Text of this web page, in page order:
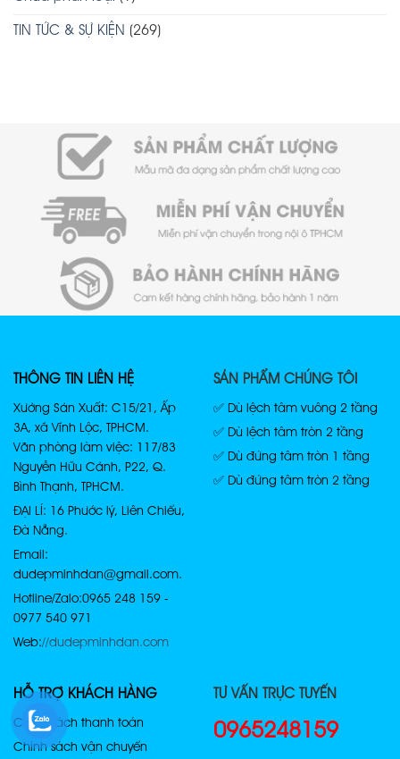
TIN TỨC & SỰ KIỆN (269)
THÔNG TIN LIÊN HỆ
Xưởng Sản Xuất: C15/21, Ấp
3A, xã Vĩnh Lộc, TPHCM.
Văn phòng làm việc: 117/83
Nguyễn Hữu Cảnh, P22, Q.
Bình Thạnh, TPHCM.
ĐẠI LÍ: 16 Phước lý, Liên Chiểu,
Đà Nẵng.
Email:
dudepminhdan@gmail.com.
Hotline/Zalo: 0965 248 159 -
0977 540 971
Web://dudepminhdan.com
SẢN PHẨM CHÚNG TÔI
✅ Dù lệch tâm vuông 2 tầng
✅ Dù lệch tâm tròn 2 tầng
✅ Dù đứng tâm tròn 1 tầng
✅ Dù đứng tâm tròn 2 tầng
HỖ TRỢ KHÁCH HÀNG
Chính sách thanh toán
Chính sách vận chuyển
TƯ VẤN TRỰC TUYẾN
0965248159